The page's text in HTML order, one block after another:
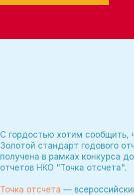
С гордостью хотим сообщить,
Золотой стандарт годового
получена в рамках конкурса
отчетов НКО "Точка отсчета".
Точка отсчета —